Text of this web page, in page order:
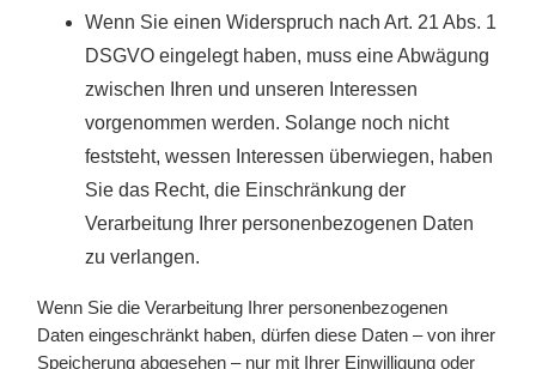
Wenn Sie einen Widerspruch nach Art. 21 Abs. 1
DSGVO eingelegt haben, muss eine Abwägung
zwischen Ihren und unseren Interessen
vorgenommen werden. Solange noch nicht
feststeht, wessen Interessen überwiegen, haben
Sie das Recht, die Einschränkung der
Verarbeitung Ihrer personenbezogenen Daten
zu verlangen.
Wenn Sie die Verarbeitung Ihrer personenbezogenen
Daten eingeschränkt haben, dürfen diese Daten – von ihrer
Speicherung abgesehen – nur mit Ihrer Einwilligung oder